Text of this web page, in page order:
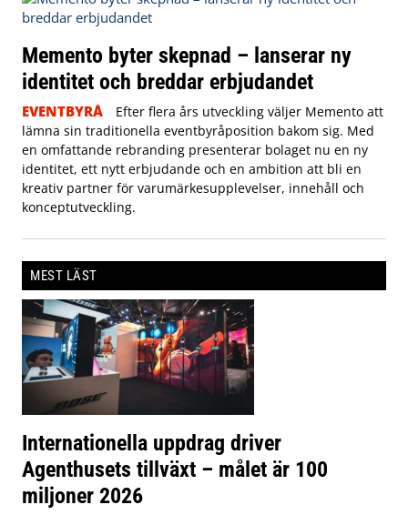
Memento byter skepnad – lanserar ny
identitet och breddar erbjudandet
EVENTBYRÅ
Efter flera års utveckling väljer Memento att
lämna sin traditionella eventbyråposition bakom sig. Med
en omfattande rebranding presenterar bolaget nu en ny
identitet, ett nytt erbjudande och en ambition att bli en
kreativ partner för varumärkesupplevelser, innehåll och
konceptutveckling.
MEST LÄST
Internationella uppdrag driver
Agenthusets tillväxt – målet är 100
miljoner 2026